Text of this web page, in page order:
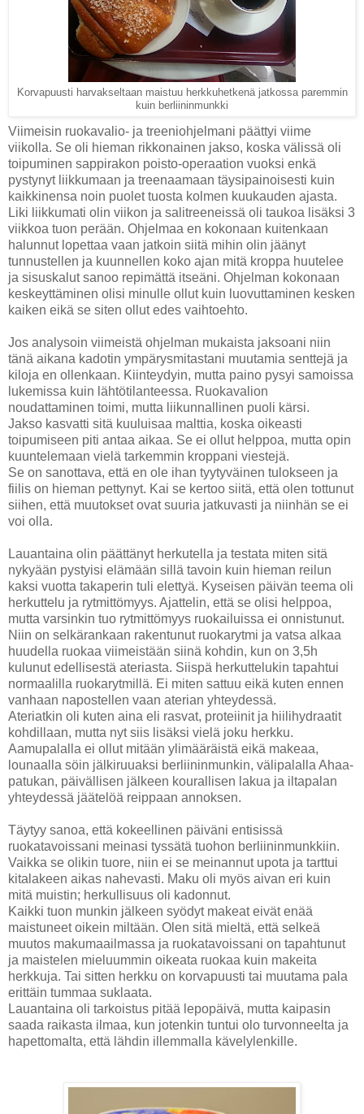
Korvapuusti harvakseltaan maistuu herkkuhetkenä jatkossa paremmin
kuin berliininmunkki
Viimeisin ruokavalio- ja treeniohjelmani päättyi viime
viikolla. Se oli hieman rikkonainen jakso, koska välissä oli
toipuminen sappirakon poisto-operaation vuoksi enkä
pystynyt liikkumaan ja treenaamaan täysipainoisesti kuin
kaikkinensa noin puolet tuosta kolmen kuukauden ajasta.
Liki liikkumati olin viikon ja salitreeneissä oli taukoa lisäksi 3
viikkoa tuon perään. Ohjelmaa en kokonaan kuitenkaan
halunnut lopettaa vaan jatkoin siitä mihin olin jäänyt
tunnustellen ja kuunnellen koko ajan mitä kroppa huutelee
ja sisuskalut sanoo repimättä itseäni. Ohjelman kokonaan
keskeyttäminen olisi minulle ollut kuin luovuttaminen kesken
kaiken eikä se siten ollut edes vaihtoehto.
Jos analysoin viimeistä ohjelman mukaista jaksoani niin
tänä aikana kadotin ympärysmitastani muutamia senttejä ja
kiloja en ollenkaan. Kiinteydyin, mutta paino pysyi samoissa
lukemissa kuin lähtötilanteessa. Ruokavalion
noudattaminen toimi, mutta liikunnallinen puoli kärsi.
Jakso kasvatti sitä kuuluisaa malttia, koska oikeasti
toipumiseen piti antaa aikaa. Se ei ollut helppoa, mutta opin
kuuntelemaan vielä tarkemmin kroppani viestejä.
Se on sanottava, että en ole ihan tyytyväinen tulokseen ja
fiilis on hieman pettynyt. Kai se kertoo siitä, että olen tottunut
siihen, että muutokset ovat suuria jatkuvasti ja niinhän se ei
voi olla.
Lauantaina olin päättänyt herkutella ja testata miten sitä
nykyään pystyisi elämään sillä tavoin kuin hieman reilun
kaksi vuotta takaperin tuli elettyä. Kyseisen päivän teema oli
herkuttelu ja rytmittömyys. Ajattelin, että se olisi helppoa,
mutta varsinkin tuo rytmittömyys ruokailuissa ei onnistunut.
Niin on selkärankaan rakentunut ruokarytmi ja vatsa alkaa
huudella ruokaa viimeistään siinä kohdin, kun on 3,5h
kulunut edellisestä ateriasta. Siispä herkuttelukin tapahtui
normaalilla ruokarytmillä. Ei miten sattuu eikä kuten ennen
vanhaan napostellen vaan aterian yhteydessä.
Ateriatkin oli kuten aina eli rasvat, proteiinit ja hiilihydraatit
kohdillaan, mutta nyt siis lisäksi vielä joku herkku.
Aamupalalla ei ollut mitään ylimääräistä eikä makeaa,
lounaalla söin jälkiruuaksi berliininmunkin, välipalalla Ahaa-
patukan, päivällisen jälkeen kourallisen lakua ja iltapalan
yhteydessä jäätelöä reippaan annoksen.
Täytyy sanoa, että kokeellinen päiväni entisissä
ruokatavoissani meinasi tyssätä tuohon berliininmunkkiin.
Vaikka se olikin tuore, niin ei se meinannut upota ja tarttui
kitalakeen aikas nahevasti. Maku oli myös aivan eri kuin
mitä muistin; herkullisuus oli kadonnut.
Kaikki tuon munkin jälkeen syödyt makeat eivät enää
maistuneet oikein miltään. Olen sitä mieltä, että selkeä
muutos makumaailmassa ja ruokatavoissani on tapahtunut
ja maistelen mieluummin oikeata ruokaa kuin makeita
herkkuja. Tai sitten herkku on korvapuusti tai muutama pala
erittäin tummaa suklaata.
Lauantaina oli tarkoistus pitää lepopäivä, mutta kaipasin
saada raikasta ilmaa, kun jotenkin tuntui olo turvonneelta ja
hapettomalta, että lähdin illemmalla kävelylenkille.